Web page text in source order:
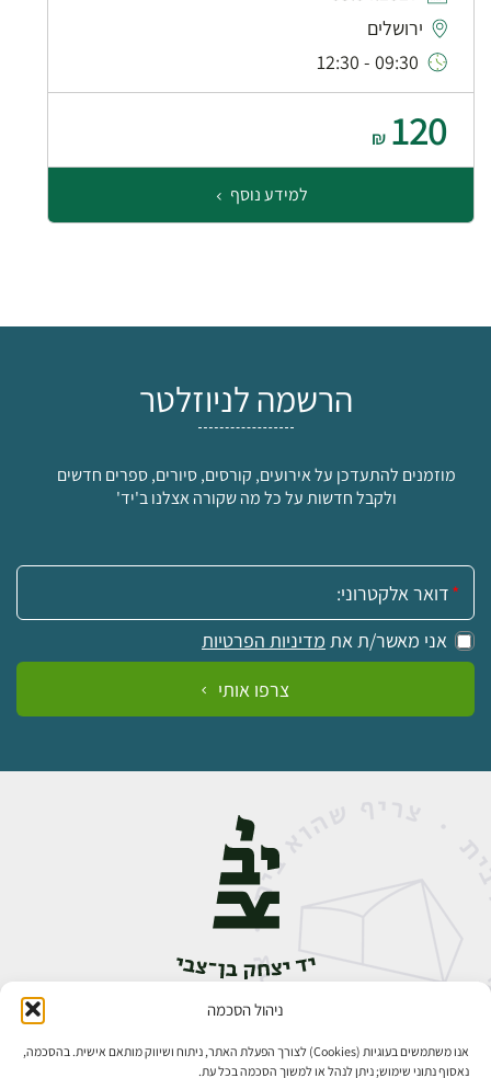
ניהול הסכמה
אנו משתמשים בעוגיות (Cookies) לצורך הפעלת האתר, ניתוח ושיווק מותאם אישית. בהסכמה,
נאסוף נתוני שימוש; ניתן לנהל או למשוך הסכמה בכל עת.
ירושלים
09:30 - 12:30
120
₪
למידע נוסף
הרשמה לניוזלטר
מוזמנים להתעדכן על אירועים, קורסים, סיורים, ספרים חדשים
ולקבל חדשות על כל מה שקורה אצלנו ב'יד'
אימייל:
אני מאשר/ת את מדיניות הפרטיות
צרפו אותי
אבן גבירול 14, רחביה, ירושלים